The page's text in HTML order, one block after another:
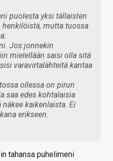
puolesta yksi tällaisten
mutta tuossa
Jos jonnekin
mielellään saisi olla sitä
varavirtalähteitä kantaa
ollessa on pirun
saa edes kohtalaisia
kaikenlaista. Ei
erikseen.
tahansa puhelimeni